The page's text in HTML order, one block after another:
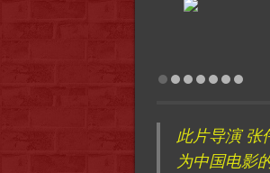
此片导演 张
为中国电影